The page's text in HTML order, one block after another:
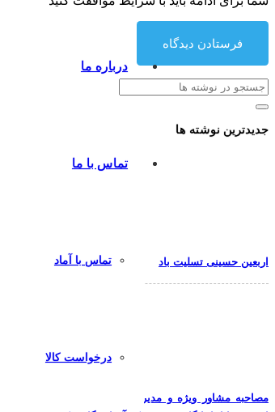
درباره ما
تماس با ما
تماس با آماد
درخواست کالا
فرستادن دیدگاه
جدیدترین نوشته ها
اربعین حسینی تسلیت باد
مصاحبه مشاور ویژه و مدیر آزمایشگاه شرکت آسا ماندگار